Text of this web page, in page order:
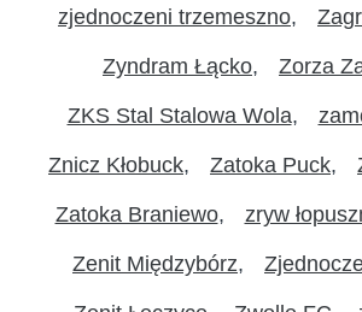
zjednoczeni trzemeszno
Zyndram Łącko Zorza
ZKS Stal Stalowa Wola
Znicz Kłobuck Zatoka Puck
Zatoka Braniewo zryw
Zenit Międzybórz